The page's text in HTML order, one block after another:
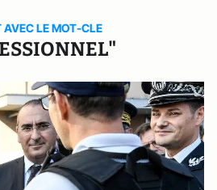
AVEC LE MOT-CLE